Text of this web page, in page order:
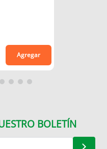
Agregar
BOLETÍN